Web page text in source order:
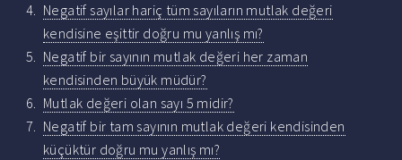
Negatif sayılar hariç tüm sayıların mutlak değeri
kendisine eşittir doğru mu yanlış mı?
Negatif bir sayının mutlak değeri her zaman
kendisinden büyük müdür?
Mutlak değeri olan sayı 5 midir?
Negatif bir tam sayının mutlak değeri kendisinden
küçüktür doğru mu yanlış mı?